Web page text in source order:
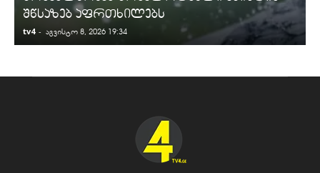
შწსაზებ აფრთხილებს
tv4 - აგვისტო 8, 2026 19:34